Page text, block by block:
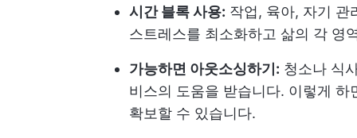
시간 블록 사용: 작업, 육아, 자기 관
스트레스를 최소화하고 삶의 각 영
가능하면 아웃소싱하기: 청소나 식
비스의 도움을 받습니다. 이렇게
확보할 수 있습니다.